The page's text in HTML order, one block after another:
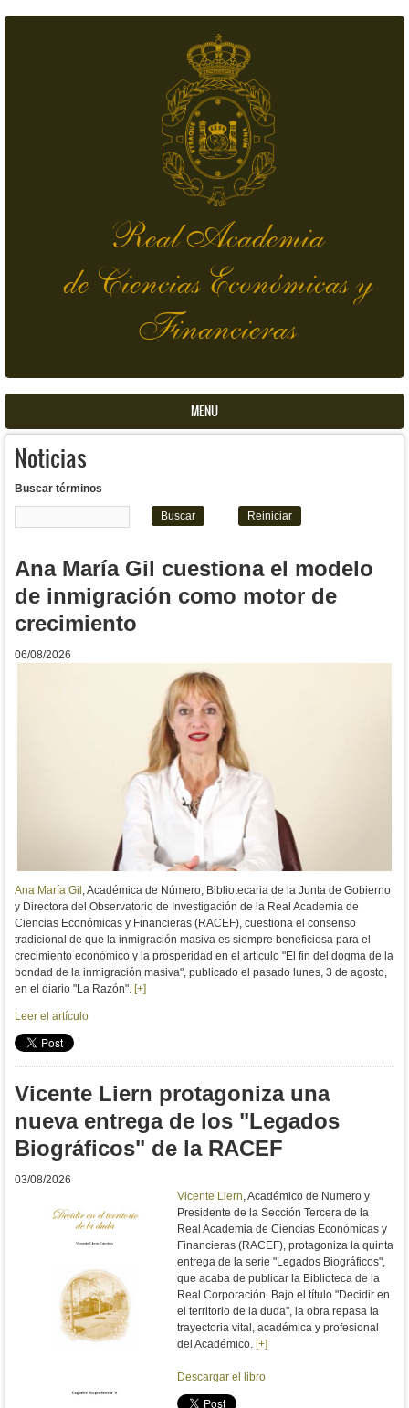
Real Academia
de Ciencias Económicas y
Financieras
MENU
Noticias
Buscar términos
Ana María Gil cuestiona el modelo
de inmigración como motor de
crecimiento
06/08/2026
Ana María Gil , Académica de Número, Bibliotecaria de la Junta de Gobierno
y Directora del Observatorio de Investigación de la Real Academia de
Ciencias Económicas y Financieras (RACEF), cuestiona el consenso
tradicional de que la inmigración masiva es siempre beneficiosa para el
crecimiento económico y la prosperidad en el artículo "El fin del dogma de la
bondad de la inmigración masiva", publicado el pasado lunes, 3 de agosto,
en el diario "La Razón". [+]
Leer el artículo
Vicente Liern protagoniza una
nueva entrega de los "Legados
Biográficos" de la RACEF
03/08/2026
Vicente Liern, Académico de Numero y
Presidente de la Sección Tercera de la
Real Academia de Ciencias Económicas y
Financieras (RACEF), protagoniza la quinta
entrega de la serie "Legados Biográficos",
que acaba de publicar la Biblioteca de la
Real Corporación. Bajo el título "Decidir en
el territorio de la duda", la obra repasa la
trayectoria vital, académica y profesional
del Académico. [+]
Descargar el libro